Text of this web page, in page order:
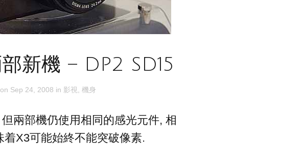
新機 – DP2 SD15
Sep 24, 2008 in 影視 機身
兩部機仍使用相同的感光元件, 相
着X3可能始終不能突破像素.